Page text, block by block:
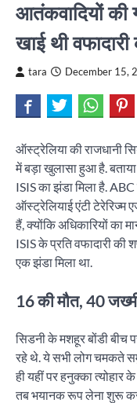
आतंकवादियों की
खाई थी
tara December 15,
ऑस्ट्रेलिया की राजधानी
में बड़ा खुलासा हुआ है.
ISIS का झंडा मिला है.
ऑस्ट्रेलियाई एंटी टेरेरिज्म
हैं, क्योंकि अधिकारियों का
ISIS के प्रति वफादारी
एक झंडा मिला था.
16 की मौत, 40
सिडनी के मशहूर बोंडी बीच
रहे थे. ये सभी लोग चमकते
ही यहीं पर हनुक्का त्योहार
तब भयानक रूप लेना शुरू